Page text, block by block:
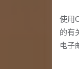
使用
的有
电子